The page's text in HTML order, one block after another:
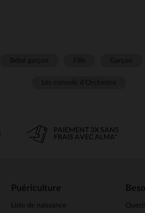
PAIEMENT 3X SANS
FRAIS AVEC ALMA*
Puériculture
Liste de naissance